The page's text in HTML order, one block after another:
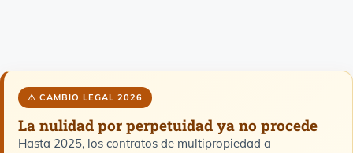
⚠ CAMBIO LEGAL 2026
La nulidad por perpetuidad ya no procede
Hasta 2025, los contratos de multipropiedad a